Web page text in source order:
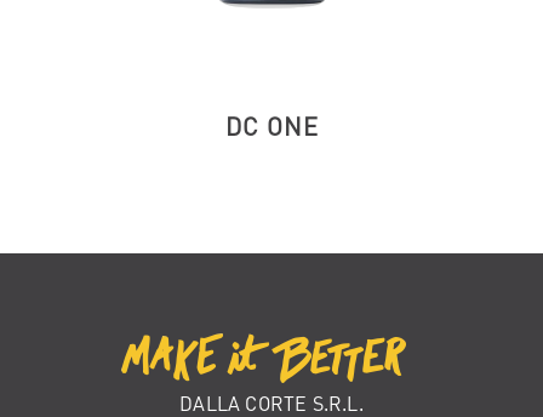
DC ONE
DALLA CORTE S.R.L.